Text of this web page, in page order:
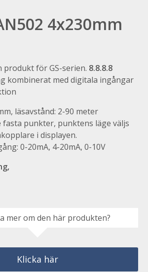
4x230mm
produkt för GS-serien. 8.8.8.8
kombinerat med digitala ingångar
läsavstånd: 2-90 meter
fasta punkter, punktens läge väljs
i displayen.
0-20mA, 4-20mA, 0-10V
mer om den här produkten?
Klicka här